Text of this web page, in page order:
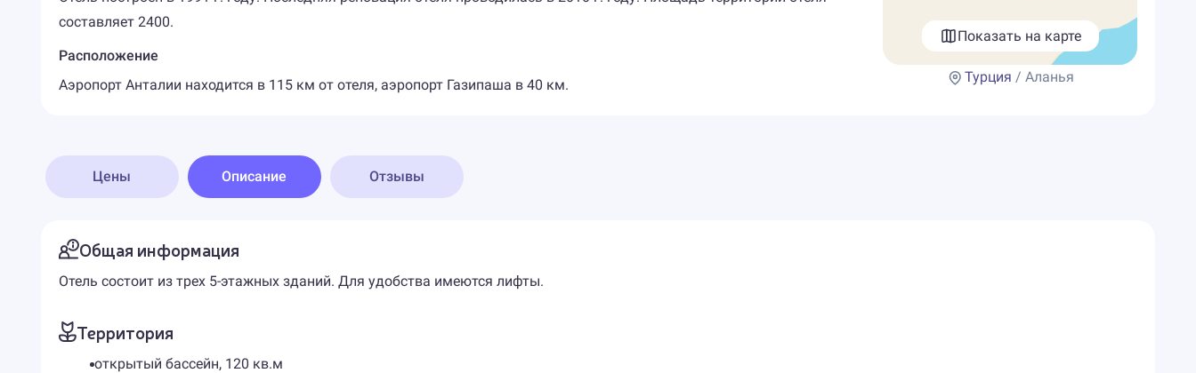
составляет 2400.
Расположение
Аэропорт Анталии находится в 115 км от отеля, аэропорт Газипаша в 40 км.
Показать на карте
Турция / Аланья
Цены Описание Отзывы
Общая информация
Отель состоит из трех 5-этажных зданий. Для удобства имеются лифты.
Территория
открытый бассейн, 120 кв.м